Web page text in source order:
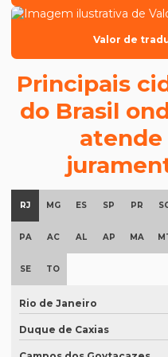
Como traduzir um
Cotar preço de tradução
Degravação inglês
Degravação judicial
Degravação judicial de áudio
Degravação tradução
Documentos para tradução
Empresa de degravação de
Empresa de degravação de
Empresa de degravação de
Valor de
Principais
do Brasil
atende
RJ MG ES SP PR
PA AC AL AP MA
SE TO
Rio de Janeiro
Duque de Caxias